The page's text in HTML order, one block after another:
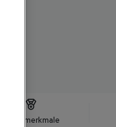
Hotelmerkmale